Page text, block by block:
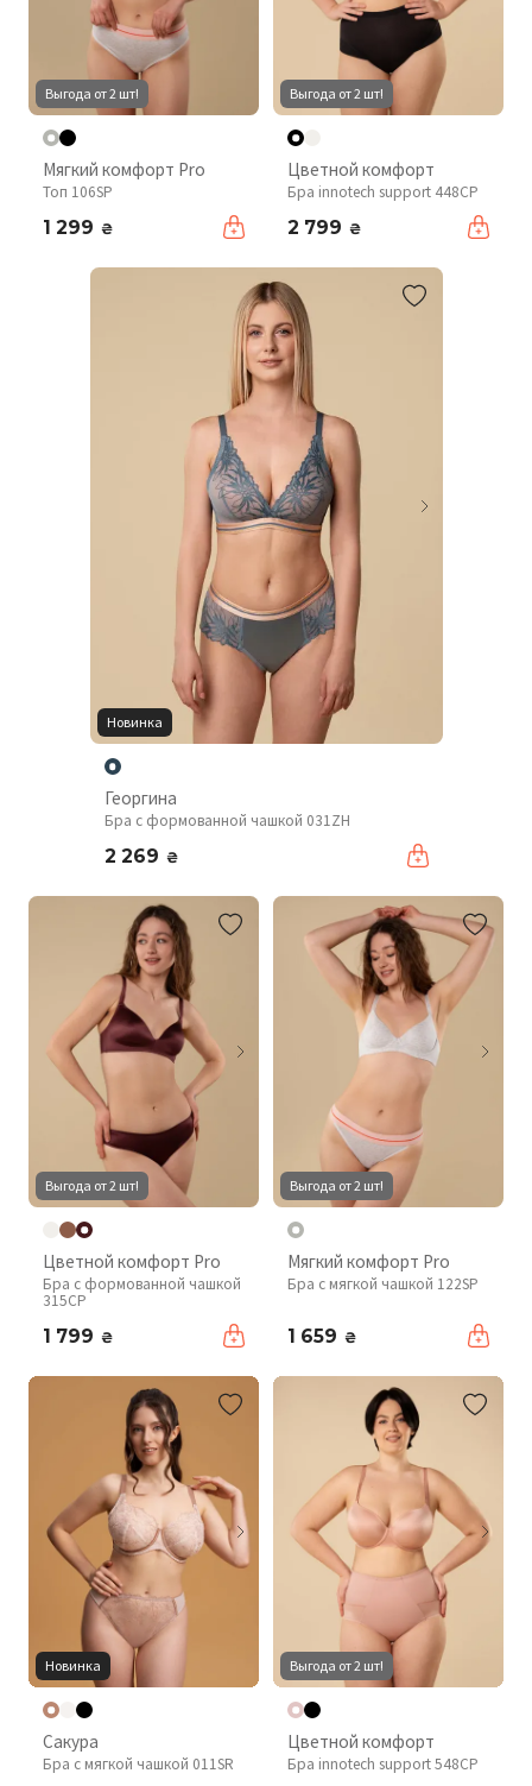
Выгода от 2 шт!
Мягкий комфорт Pro
Топ 106SP
1 299 ₴
Выгода от 2 шт!
Цветной комфорт
Бра innotech support 448CP
2 799 ₴
Новинка
Георгина
Бра с формованной чашкой 031ZH
2 269 ₴
Выгода от 2 шт!
Цветной комфорт Pro
Бра с формованной чашкой
315CP
1 799 ₴
Выгода от 2 шт!
Мягкий комфорт Pro
Бра с мягкой чашкой 122SP
1 659 ₴
Новинка
Сакура
Бра с мягкой чашкой 011SR
Выгода от 2 шт!
Цветной комфорт
Бра innotech support 548CP